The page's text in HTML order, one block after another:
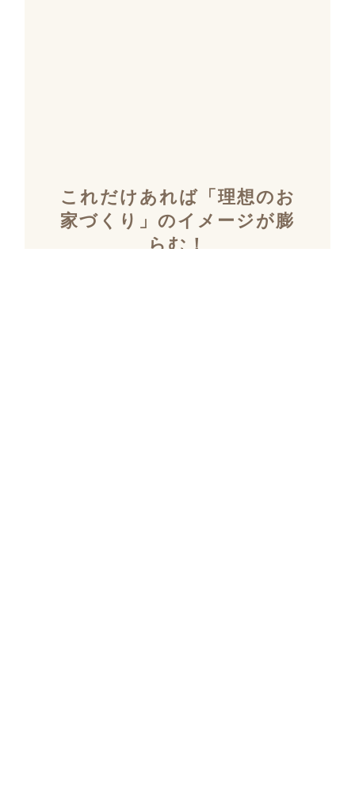
これだけあれば「理想のお
家づくり」のイメージが膨
らむ！